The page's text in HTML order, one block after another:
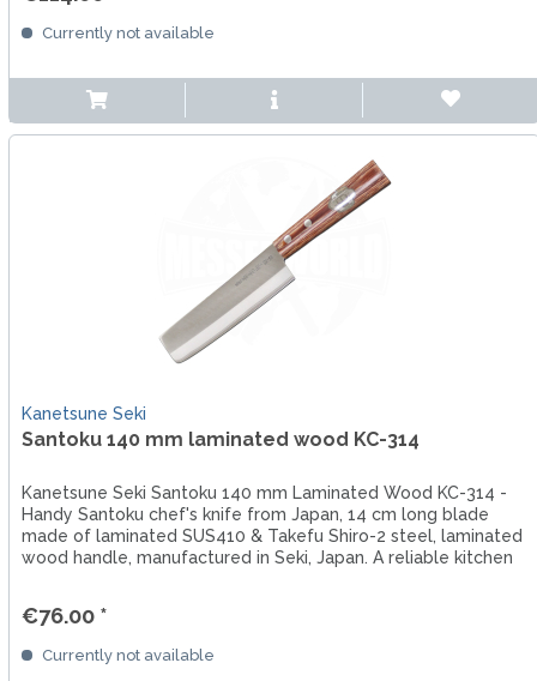
Currently not available
Kanetsune Seki
Santoku 140 mm laminated wood KC-314
Kanetsune Seki Santoku 140 mm Laminated Wood KC-314 -
Handy Santoku chef's knife from Japan, 14 cm long blade
made of laminated SUS410 & Takefu Shiro-2 steel, laminated
wood handle, manufactured in Seki, Japan. A reliable kitchen
€76.00 *
Currently not available